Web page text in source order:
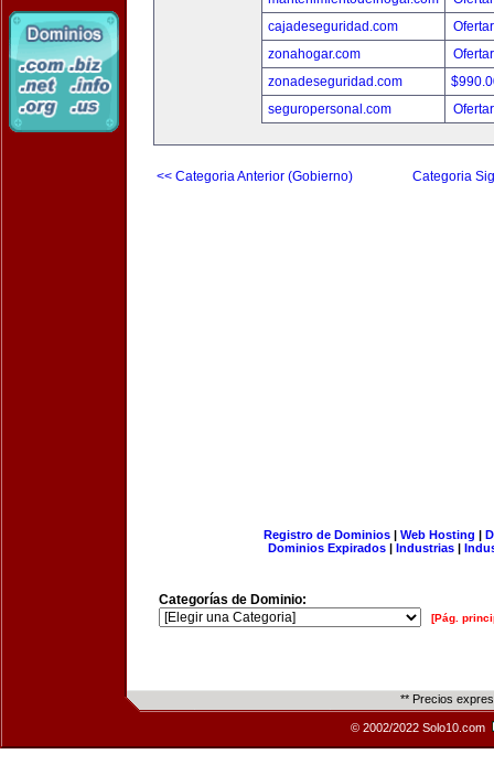
cajadeseguridad.com
zonahogar.com
zonadeseguridad.com
seguropersonal.com
<< Categoria Anterior (Gobierno) Categoria
Registro de Dominios| Web Hosting |
Dominios Expirados | Industrias |
Categorías de Dominio:
[Pág.
** Precios
© 2002/2022 Solo10.com